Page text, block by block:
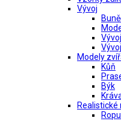
Vývoj
Modely
Kůň
Býk
Realistické